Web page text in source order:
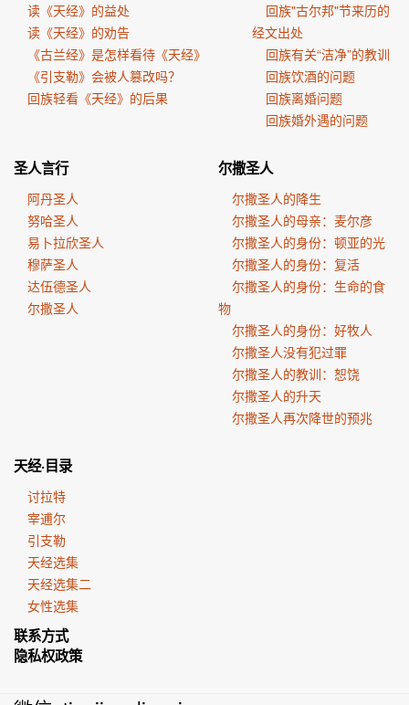
读《天经》的益处
读《天经》的劝告
《古兰经》是怎样看待《天经》
《引支勒》会被人篡改吗？
回族轻看《天经》的后果
回族"古尔邦"节来历的
经文出处
回族有关“洁净”的教训
回族饮酒的问题
回族离婚问题
回族婚外遇的问题
圣人言行
阿丹圣人
努哈圣人
易卜拉欣圣人
穆萨圣人
达伍德圣人
尔撒圣人
尔撒圣人
尔撒圣人的降生
尔撒圣人的母亲：麦尔彦
尔撒圣人的身份：顿亚的光
尔撒圣人的身份：复活
尔撒圣人的身份：生命的食
物
尔撒圣人的身份：好牧人
尔撒圣人没有犯过罪
尔撒圣人的教训：恕饶
尔撒圣人的升天
尔撒圣人再次降世的预兆
天经·目录
讨拉特
宰逋尔
引支勒
天经选集
天经选集二
女性选集
联系方式
隐私权政策